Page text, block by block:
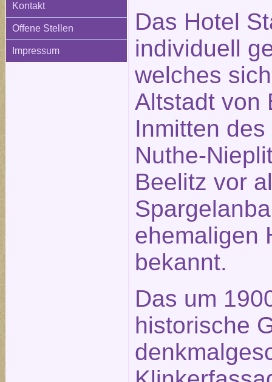
Kontakt
Offene Stellen
Impressum
Das Hotel
individuell
welches
Altstadt von
Inmitten
Nuthe-
Beelitz vor
ehemaligen
bekannt.
Das um
historische